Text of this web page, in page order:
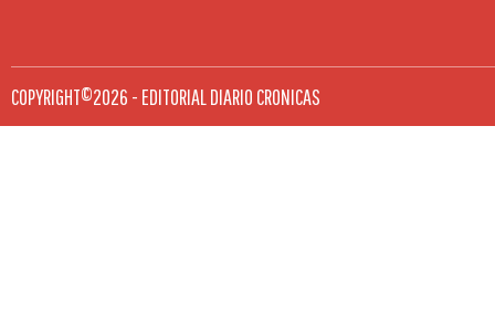
COPYRIGHT©2026 - EDITORIAL DIARIO CRONICAS